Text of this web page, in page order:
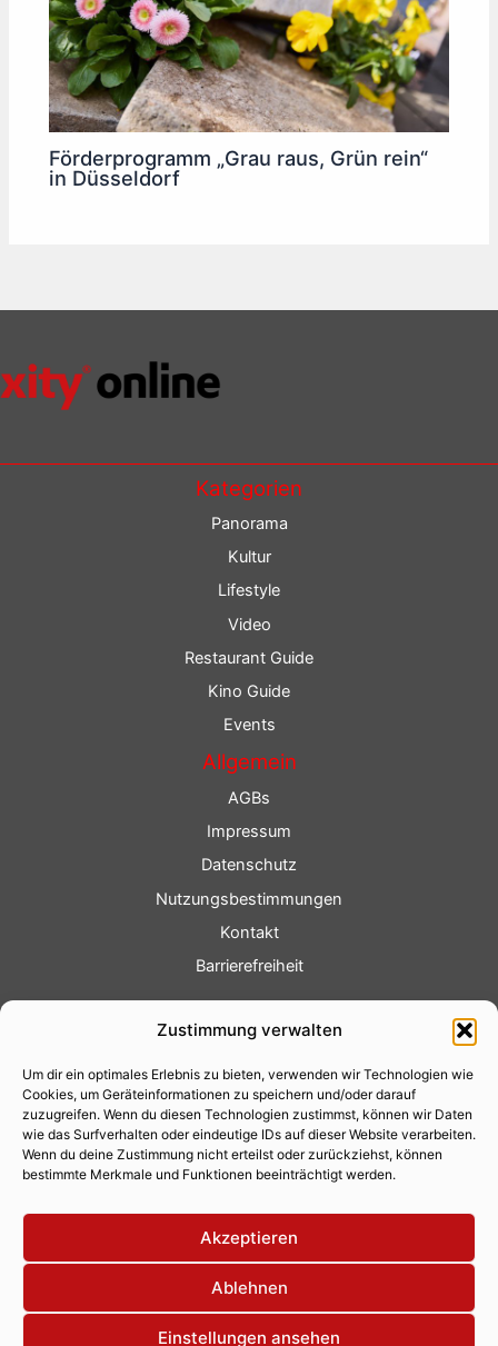
Zustimmung verwalten
Um dir ein optimales Erlebnis zu bieten, verwenden wir Technologien wie
Cookies, um Geräteinformationen zu speichern und/oder darauf
zuzugreifen. Wenn du diesen Technologien zustimmst, können wir Daten
wie das Surfverhalten oder eindeutige IDs auf dieser Website verarbeiten.
Wenn du deine Zustimmung nicht erteilst oder zurückziehst, können
bestimmte Merkmale und Funktionen beeinträchtigt werden.
Akzeptieren
Ablehnen
Einstellungen ansehen
Förderprogramm „Grau raus, Grün rein“
in Düsseldorf
Kategorien
Panorama
Kultur
Lifestyle
Video
Restaurant Guide
Kino Guide
Events
Allgemein
AGBs
Impressum
Datenschutz
Nutzungsbestimmungen
Kontakt
Barrierefreiheit
Fotoservice
Videoservice
Werbung
Contenterstellung
Lokalnachrichten
Lokalfernsehen
Eventkalender